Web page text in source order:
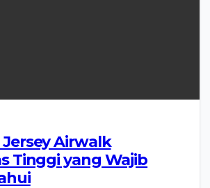
Airwalk
Tinggi yang Wajib